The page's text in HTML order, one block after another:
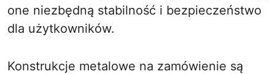
one niezbędną stabilność i bezpieczeństwo
dla użytkowników.
Konstrukcje metalowe na zamówienie są